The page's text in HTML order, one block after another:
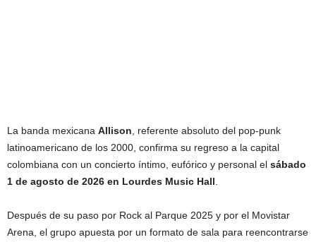
La banda mexicana Allison , referente absoluto del pop-punk
latinoamericano de los 2000, confirma su regreso a la capital
colombiana con un concierto íntimo, eufórico y personal el sábado
1 de agosto de 2026 en Lourdes Music Hall
Después de su paso por Rock al Parque 2025 y por el Movistar
Arena, el grupo apuesta por un formato de sala para reencontrarse